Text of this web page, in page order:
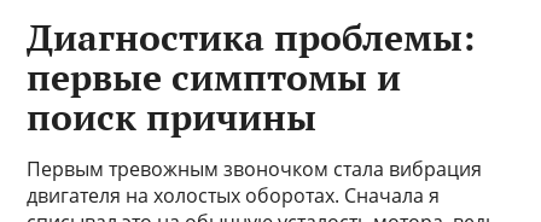
Диагностика проблемы:
первые симптомы и
поиск причины
Первым тревожным звоночком стала вибрация
двигателя на холостых оборотах. Сначала я